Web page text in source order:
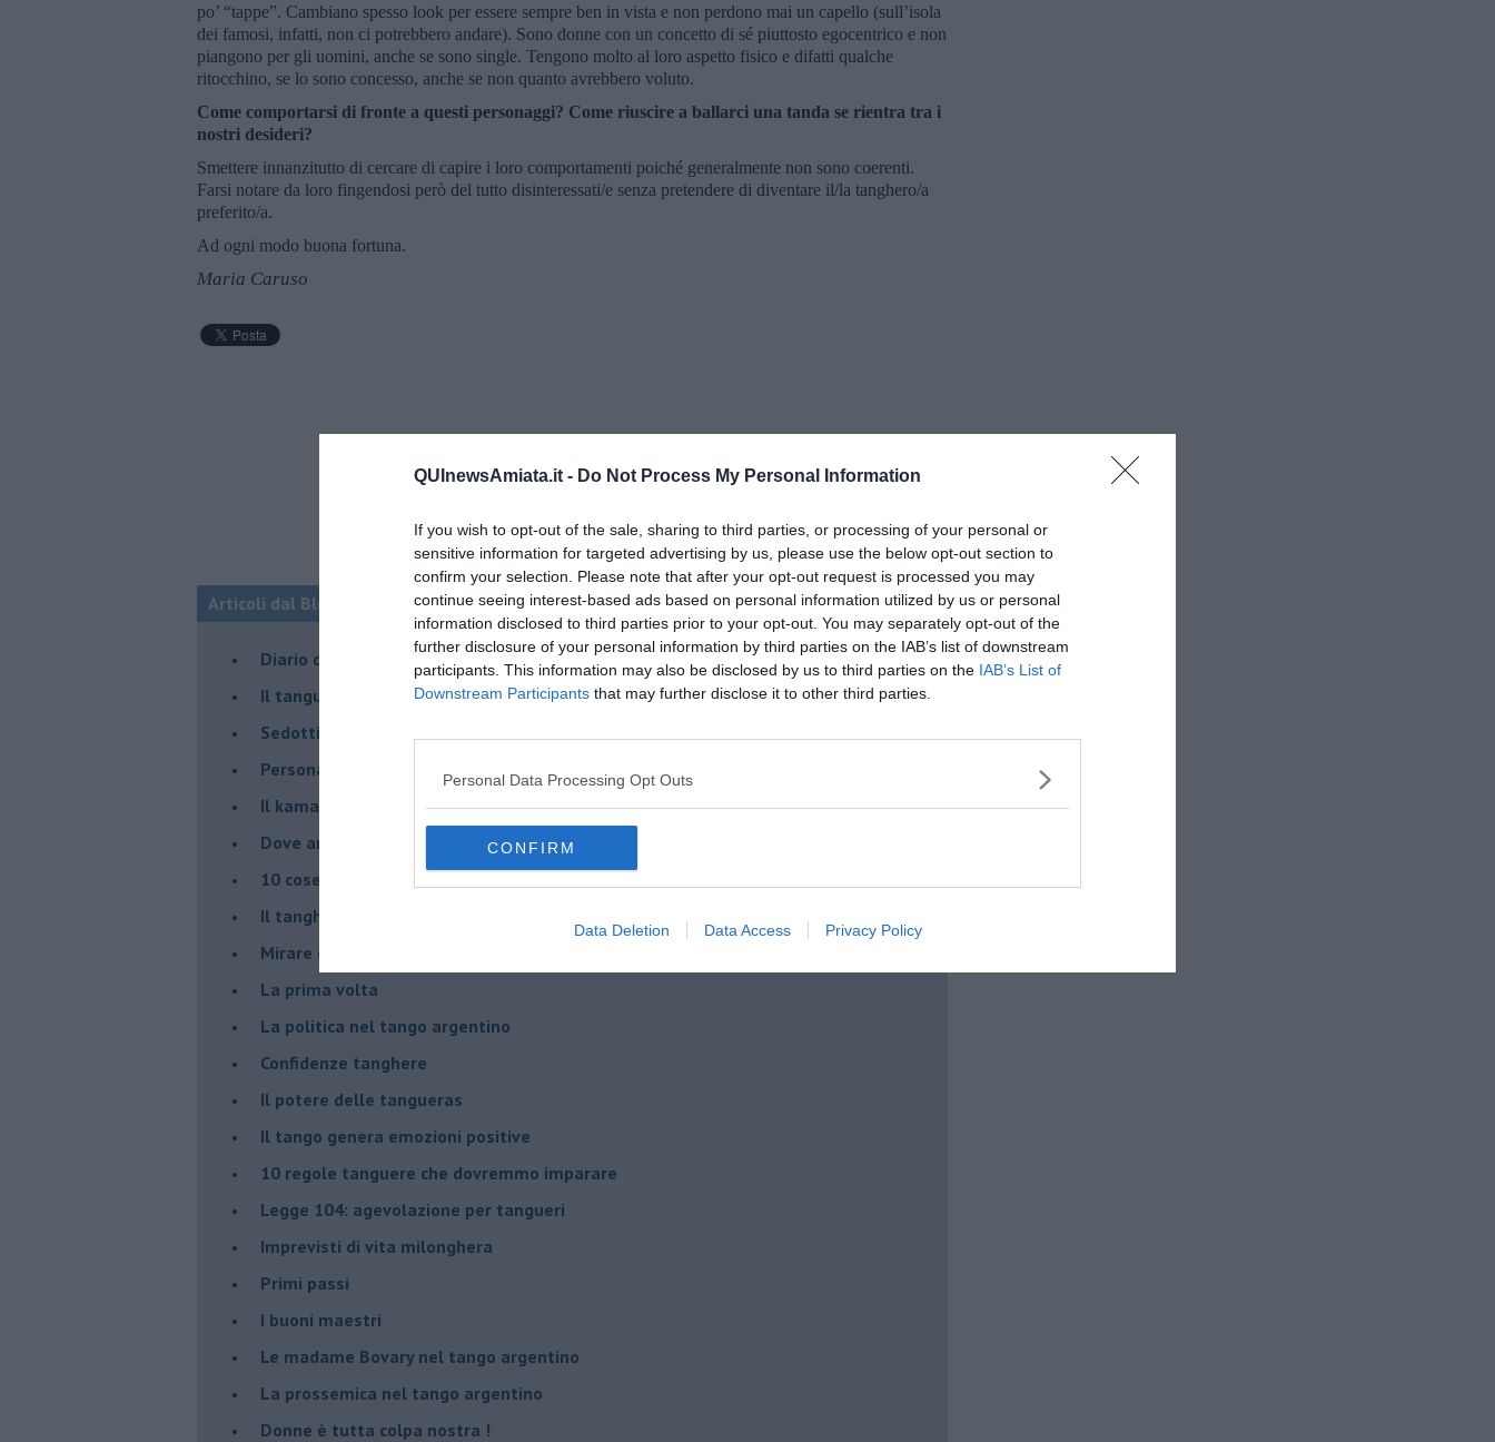
QUInewsAmiata.it - Do Not Process My Personal Information
If you wish to opt-out of the sale, sharing to third parties, or processing of your personal or
sensitive information for targeted advertising by us, please use the below opt-out section to
confirm your selection. Please note that after your opt-out request is processed you may
continue seeing interest-based ads based on personal information utilized by us or personal
information disclosed to third parties prior to your opt-out. You may separately opt-out of the
further disclosure of your personal information by third parties on the IAB’s list of downstream
participants. This information may also be disclosed by us to third parties on the IAB’s List of
Downstream Participants that may further disclose it to other third parties.
Personal Data Processing Opt Outs
CONFIRM
Data Deletion Data Access Privacy Policy
po’ “tappe”. Cambiano spesso look per essere sempre ben in vista e non perdono mai un capello (sull’isola
dei famosi, infatti, non ci potrebbero andare). Sono donne con un concetto di sé piuttosto egocentrico e non
piangono per gli uomini, anche se sono single. Tengono molto al loro aspetto fisico e difatti qualche
ritocchino, se lo sono concesso, anche se non quanto avrebbero voluto.
Come comportarsi di fronte a questi personaggi? Come riuscire a ballarci una tanda se rientra tra i
nostri desideri?
Smettere innanzitutto di cercare di capire i loro comportamenti poiché generalmente non sono coerenti.
Farsi notare da loro fingendosi però del tutto disinteressati/e senza pretendere di diventare il/la tanghero/a
preferito/a.
Ad ogni modo buona fortuna.
Maria Caruso
Articoli dal Blog “Parole milonguere” di Maria Caruso
Diario di una tanghera
Il tanguero che entra in pista
Sedotti e abbandonati nel tango argentino
Personalità tanguera
Il kamasutango
Dove andiamo stasera?
10 cose da non dire a fine tanda
Il tanghero odioso
Mirare con la PNL
La prima volta
La politica nel tango argentino
Confidenze tanghere
Il potere delle tangueras
Il tango genera emozioni positive
10 regole tanguere che dovremmo imparare
Legge 104: agevolazione per tangueri
Imprevisti di vita milonghera
Primi passi
I buoni maestri
Le madame Bovary nel tango argentino
La prossemica nel tango argentino
Donne è tutta colpa nostra !